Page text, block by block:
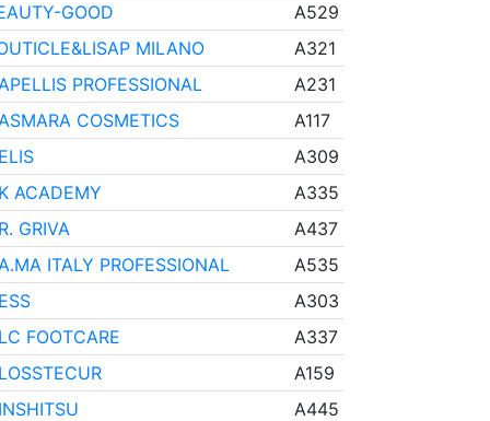
GOOD
A529
MILANO
A321
PROFESSIONAL
A231
COSMETICS
A117
A309
ACADEMY
A335
GRIVA
A437
ITALY PROFESSIONAL
A535
A303
FOOTCARE
A337
A159
A445